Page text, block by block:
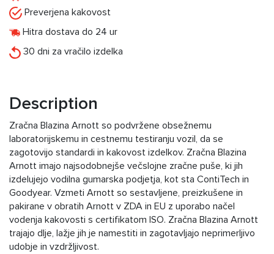
Preverjena kakovost
Hitra dostava do 24 ur
30 dni za vračilo izdelka
Description
Zračna Blazina Arnott so podvržene obsežnemu
laboratorijskemu in cestnemu testiranju vozil, da se
zagotovijo standardi in kakovost izdelkov. Zračna Blazina
Arnott imajo najsodobnejše večslojne zračne puše, ki jih
izdelujejo vodilna gumarska podjetja, kot sta ContiTech in
Goodyear. Vzmeti Arnott so sestavljene, preizkušene in
pakirane v obratih Arnott v ZDA in EU z uporabo načel
vodenja kakovosti s certifikatom ISO. Zračna Blazina Arnott
trajajo dlje, lažje jih je namestiti in zagotavljajo neprimerljivo
udobje in vzdržljivost.